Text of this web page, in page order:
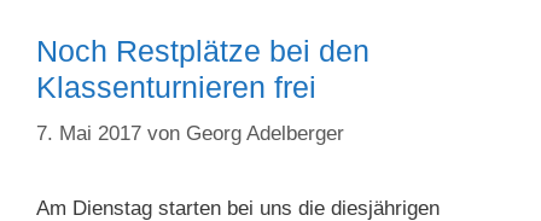
Noch Restplätze bei den
Klassenturnieren frei
7. Mai 2017 von Georg Adelberger
Am Dienstag starten bei uns die diesjährigen